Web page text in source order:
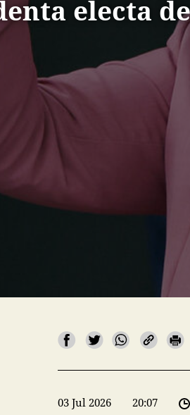
electa
03 Jul 2026 20:07